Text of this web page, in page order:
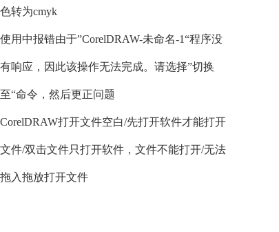
色转为cmyk
使用中报错由于”CorelDRAW-未命名-1“程序没
有响应，因此该操作无法完成。请选择”切换
至“命令，然后更正问题
CorelDRAW打开文件空白/先打开软件才能打开
文件/双击文件只打开软件，文件不能打开/无法
拖入拖放打开文件